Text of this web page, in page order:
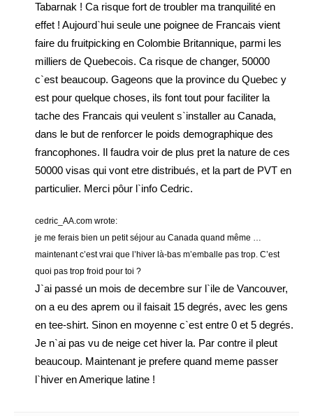
Tabarnak ! Ca risque fort de troubler ma tranquilité en
effet ! Aujourd`hui seule une poignee de Francais vient
faire du fruitpicking en Colombie Britannique, parmi les
milliers de Quebecois. Ca risque de changer, 50000
c`est beaucoup. Gageons que la province du Quebec y
est pour quelque choses, ils font tout pour faciliter la
tache des Francais qui veulent s`installer au Canada,
dans le but de renforcer le poids demographique des
francophones. Il faudra voir de plus pret la nature de ces
50000 visas qui vont etre distribués, et la part de PVT en
particulier. Merci pôur l`info Cedric.
cedric_AA.com wrote:
je me ferais bien un petit séjour au Canada quand même …
maintenant c’est vrai que l’hiver là-bas m’emballe pas trop. C’est
quoi pas trop froid pour toi ?
J`ai passé un mois de decembre sur l`ile de Vancouver,
on a eu des aprem ou il faisait 15 degrés, avec les gens
en tee-shirt. Sinon en moyenne c`est entre 0 et 5 degrés.
Je n`ai pas vu de neige cet hiver la. Par contre il pleut
beaucoup. Maintenant je prefere quand meme passer
l`hiver en Amerique latine !